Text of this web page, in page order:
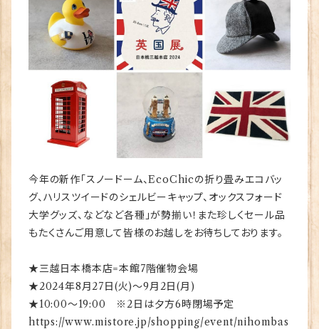
今年の新作「スノードーム、EcoChicの折り畳みエコバッ
グ、ハリスツイードのシェルビーキャップ、オックスフォード
大学グッズ、などなど各種」が勢揃い！また珍しくセール品
もたくさんご用意して皆様のお越しをお待ちしております。
★三越日本橋本店=本館7階催物会場
★2024年8月27日(火)～9月2日(月)
★10:00～19:00 ※2日は夕方6時閉場予定
https://www.mistore.jp/shopping/event/nihombas